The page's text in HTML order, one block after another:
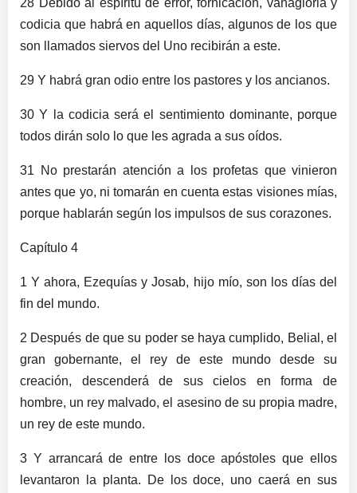
codicia que habrá en aquellos días, algunos de los que
son llamados siervos del Uno recibirán a este.
29 Y habrá gran odio entre los pastores y los ancianos.
30 Y la codicia será el sentimiento dominante, porque
todos dirán solo lo que les agrada a sus oídos.
31 No prestarán atención a los profetas que vinieron
antes que yo, ni tomarán en cuenta estas visiones mías,
porque hablarán según los impulsos de sus corazones.
Capítulo 4
1 Y ahora, Ezequías y Josab, hijo mío, son los días del
fin del mundo.
2 Después de que su poder se haya cumplido, Belial, el
gran gobernante, el rey de este mundo desde su
creación, descenderá de sus cielos en forma de
hombre, un rey malvado, el asesino de su propia madre,
un rey de este mundo.
3 Y arrancará de entre los doce apóstoles que ellos
levantaron la planta. De los doce, uno caerá en sus